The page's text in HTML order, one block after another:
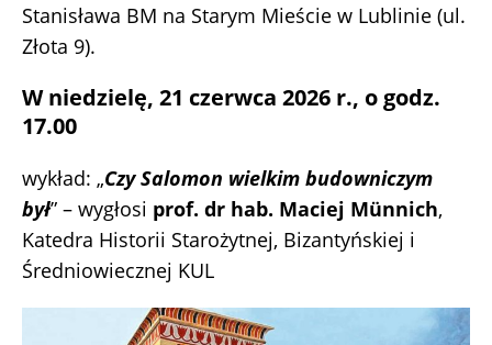
Stanisława BM na Starym Mieście w Lublinie (ul.
Złota 9).
W niedzielę, 21 czerwca 2026 r., o godz.
17.00
wykład: „Czy Salomon wielkim budowniczym
był” – wygłosi prof. dr hab. Maciej Münnich,
Katedra Historii Starożytnej, Bizantyńskiej i
Średniowiecznej KUL